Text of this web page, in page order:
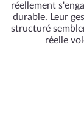
réellement
durable. Leur
structuré
réelle